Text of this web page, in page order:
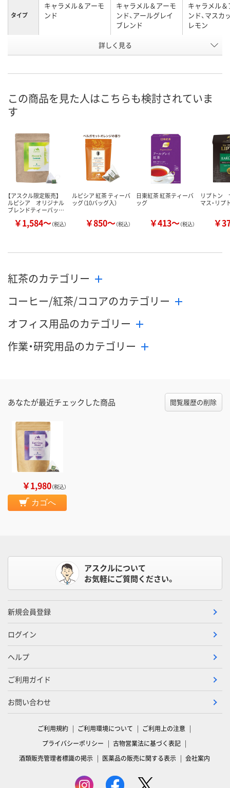
タイプ
キャラメル＆アーモ
ンド
キャラメル＆アーモ
ンド、アールグレイ
ブレンド
キャラメル
ンド、マスカ
レモン
NN43728 NN43727
8月11日（火）
カゴへ カゴへ カ
詳しく見る
この商品を見た人はこちらも検討されていま
す
【アスクル限定販売】
ルピシア オリジナル
ブレンドティーバッ…
￥1,584～（税込）
ルピシア 紅茶 ティーバ
ッグ（10バッグ入）
￥850～（税込）
日東紅茶 紅茶ティーバ
ッグ
￥413～（税込）
リプトン
マス・リプ
￥
紅茶のカテゴリー
コーヒー/紅茶/ココアのカテゴリー
オフィス用品のカテゴリー
作業・研究用品のカテゴリー
あなたが最近チェックした商品 閲覧履歴の削除
￥1,980（税込）
カゴへ
アスクルについて
お気軽にご質問ください。
新規会員登録
ログイン
ヘルプ
ご利用ガイド
お問い合わせ
ご利用規約 ご利用環境について
ご利用上の注意
プライバシーポリシー
古物営業法に基づく表記
酒類販売管理者標識の掲示
医薬品の販売に関する表示 会社案内